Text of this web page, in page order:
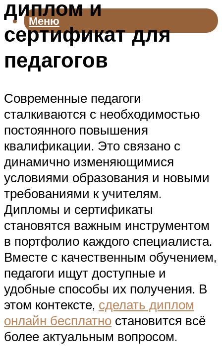
Меню
диплом и
сертификат для
педагогов
Современные педагоги
сталкиваются с необходимостью
постоянного повышения
квалификации. Это связано с
динамично изменяющимися
условиями образования и новыми
требованиями к учителям.
Дипломы и сертификаты
становятся важным инструментом
в портфолио каждого специалиста.
Вместе с качественным обучением,
педагоги ищут доступные и
удобные способы их получения. В
этом контексте, сделать диплом
онлайн бесплатно становится всё
более актуальным вопросом.